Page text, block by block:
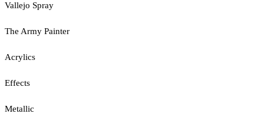
Vallejo Spray
The Army Painter
Acrylics
Effects
Metallic